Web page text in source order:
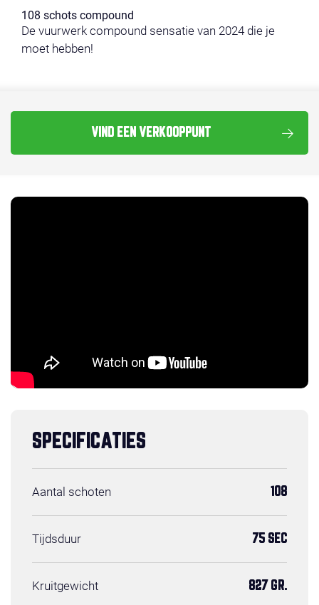
108 schots compound
De vuurwerk compound sensatie van 2024 die je
moet hebben!
VIND EEN VERKOOPPUNT
SPECIFICATIES
Aantal schoten 108
Tijdsduur 75 SEC
Kruitgewicht 827 GR.